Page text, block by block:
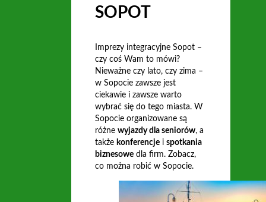
SOPOT
Imprezy integracyjne Sopot –
czy coś Wam to mówi?
Nieważne czy lato, czy zima –
w Sopocie zawsze jest
ciekawie i zawsze warto
wybrać się do tego miasta. W
Sopocie organizowane są
różne wyjazdy dla seniorów, a
także konferencje i spotkania
biznesowe dla firm. Zobacz,
co można robić w Sopocie.